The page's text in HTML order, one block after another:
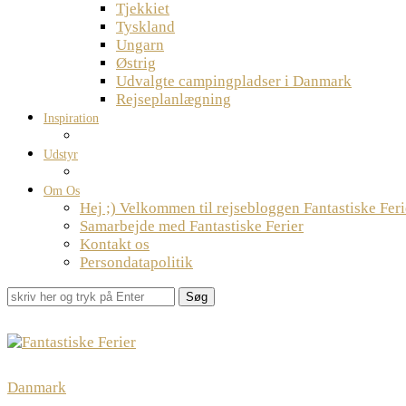
Tjekkiet
Tyskland
Ungarn
Østrig
Udvalgte campingpladser i Danmark
Rejseplanlægning
Inspiration
Udstyr
Om Os
Hej ;) Velkommen til rejsebloggen Fantastiske
Samarbejde med Fantastiske Ferier
Kontakt os
Persondatapolitik
Søg
Danmark